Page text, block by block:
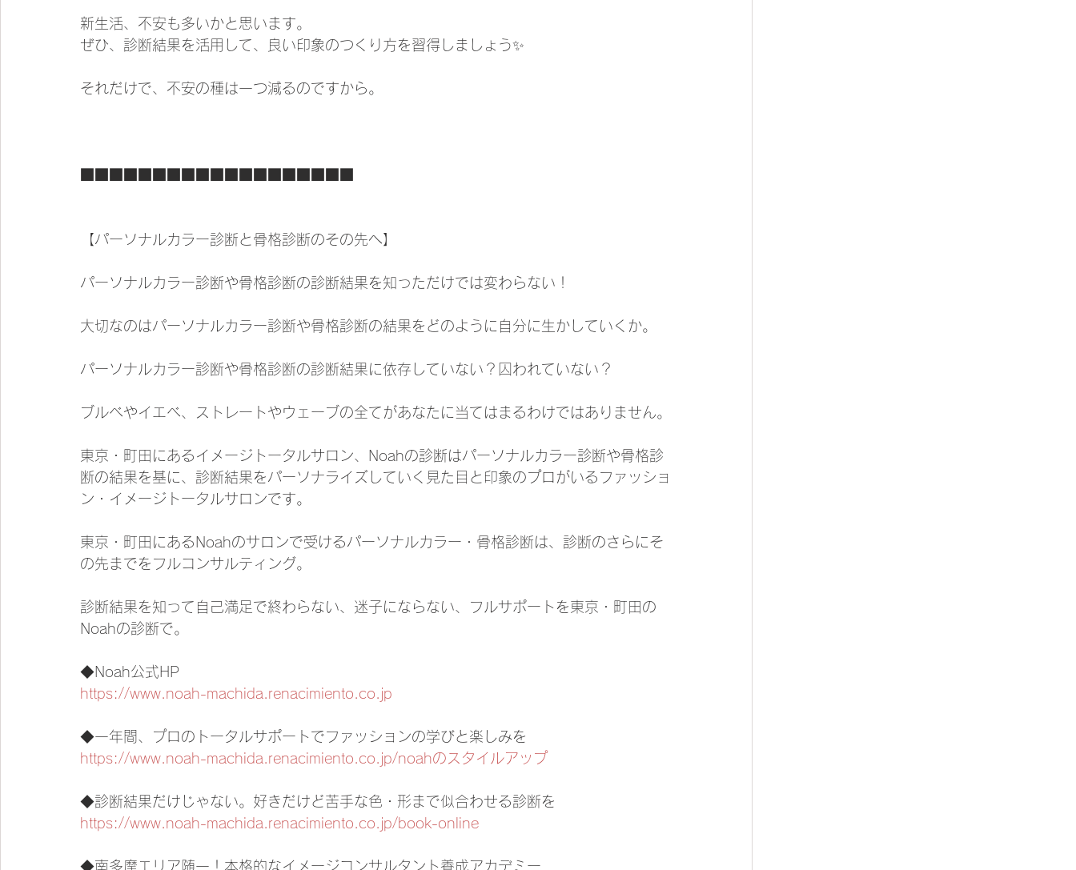
新生活、不安も多いかと思います。
ぜひ、診断結果を活用して、良い印象のつくり方を習得しましょう✨
それだけで、不安の種は一つ減るのですから。
【パーソナルカラー診断と骨格診断のその先へ】
パーソナルカラー診断や骨格診断の診断結果を知っただけでは変わらない！
大切なのはパーソナルカラー診断や骨格診断の結果をどのように自分に生かしていくか。
パーソナルカラー診断や骨格診断の診断結果に依存していない？囚われていない？
ブルベやイエベ、ストレートやウェーブの全てがあなたに当てはまるわけではありません。
東京・町田にあるイメージトータルサロン、Noahの診断はパーソナルカラー診断や骨格診
断の結果を基に、診断結果をパーソナライズしていく見た目と印象のプロがいるファッショ
ン・イメージトータルサロンです。
東京・町田にあるNoahのサロンで受けるパーソナルカラー・骨格診断は、診断のさらにそ
の先までをフルコンサルティング。
診断結果を知って自己満足で終わらない、迷子にならない、フルサポートを東京・町田の
Noahの診断で。
◆Noah公式HP
https://www.noah-machida.renacimiento.co.jp
◆一年間、プロのトータルサポートでファッションの学びと楽しみを
https://www.noah-machida.renacimiento.co.jp/noahのスタイルアップ
◆診断結果だけじゃない。好きだけど苦手な色・形まで似合わせる診断を
https://www.noah-machida.renacimiento.co.jp/book-online
◆南多摩エリア随一！本格的なイメージコンサルタント養成アカデミー